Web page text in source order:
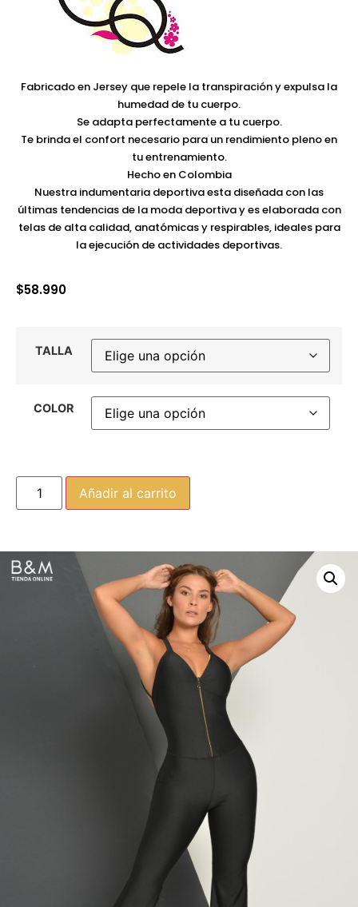
Fabricado en Jersey que repele la transpiración y expulsa la
humedad de tu cuerpo.
Se adapta perfectamente a tu cuerpo.
Te brinda el confort necesario para un rendimiento pleno en
tu entrenamiento.
Hecho en Colombia
Nuestra indumentaria deportiva esta diseñada con las
últimas tendencias de la moda deportiva y es elaborada con
telas de alta calidad, anatómicas y respirables, ideales para
la ejecución de actividades deportivas.
$58.990
TALLA
COLOR
Añadir al carrito